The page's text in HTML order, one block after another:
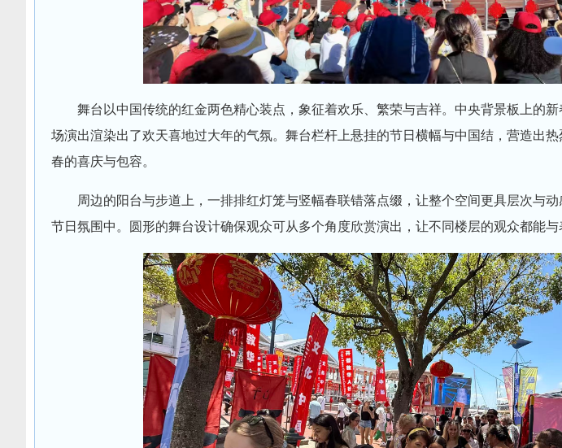
舞台以中国传统的红金两色精心装点，象征着欢乐、繁荣与吉祥。中央背景板上的
场演出渲染出了欢天喜地过大年的气氛。舞台栏杆上悬挂的节日横幅与中国结，营造出
春的喜庆与包容。
周边的阳台与步道上，一排排红灯笼与竖幅春联错落点缀，让整个空间更具层次与
节日氛围中。圆形的舞台设计确保观众可从多个角度欣赏演出，让不同楼层的观众都能与